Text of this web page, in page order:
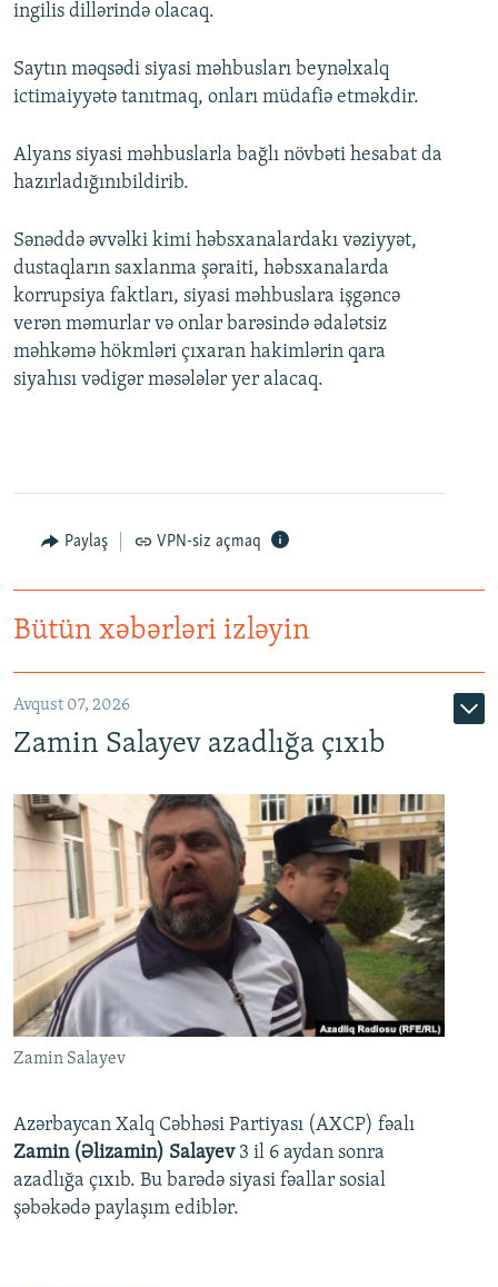
ingilis dillərində olacaq.
Saytın məqsədi siyasi məhbusları beynəlxalq
ictimaiyyətə tanıtmaq, onları müdafiə etməkdir.
Alyans siyasi məhbuslarla bağlı növbəti hesabat da
hazırladığınıbildirib.
Sənəddə əvvəlki kimi həbsxanalardakı vəziyyət,
dustaqların saxlanma şəraiti, həbsxanalarda
korrupsiya faktları, siyasi məhbuslara işgəncə
verən məmurlar və onlar barəsində ədalətsiz
məhkəmə hökmləri çıxaran hakimlərin qara
siyahısı vədigər məsələlər yer alacaq.
Paylaş VPN-siz açmaq
Bütün xəbərləri izləyin
Avqust 07, 2026
Zamin Salayev azadlığa çıxıb
Zamin Salayev
Azərbaycan Xalq Cəbhəsi Partiyası (AXCP) fəalı
Zamin (Əlizamin) Salayev 3 il 6 aydan sonra
azadlığa çıxıb. Bu barədə siyasi fəallar sosial
şəbəkədə paylaşım ediblər.